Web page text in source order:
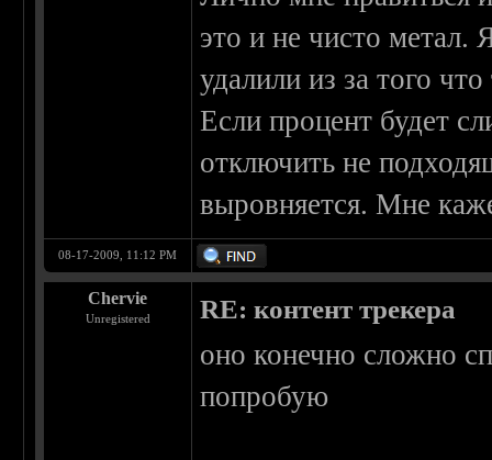
это и не чисто метал.
удалили из за того
Если процент будет
отключить не
выровняется. Мне
08-17-2009, 11:12 PM
Chervie
Unregistered RE: контент трекера
оно конечно сложно
попробую